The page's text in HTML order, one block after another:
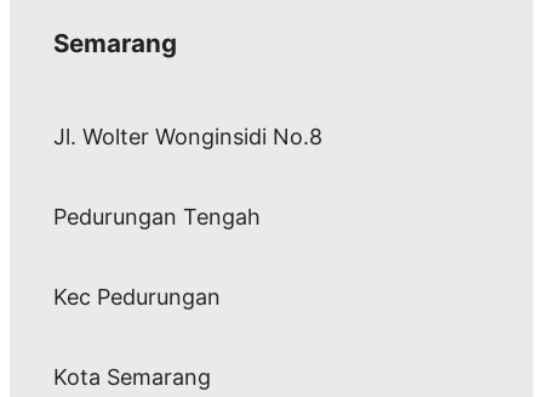
Semarang
Jl. Wolter Wonginsidi No.8
Pedurungan Tengah
Kec Pedurungan
Kota Semarang